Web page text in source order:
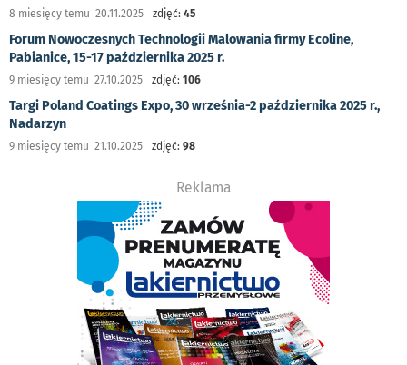
8 miesięcy temu 20.11.2025 zdjęć: 45
Forum Nowoczesnych Technologii Malowania firmy Ecoline,
Pabianice, 15-17 października 2025 r.
9 miesięcy temu 27.10.2025 zdjęć: 106
Targi Poland Coatings Expo, 30 września-2 października 2025 r.,
Nadarzyn
9 miesięcy temu 21.10.2025 zdjęć: 98
Reklama